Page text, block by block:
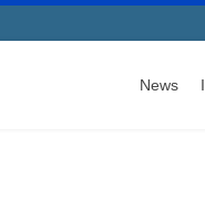
News